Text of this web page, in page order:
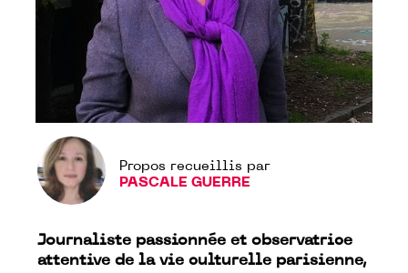
Propos recueillis par
PASCALE GUERRE
Journaliste passionnée et observatrice
attentive de la vie culturelle parisienne,